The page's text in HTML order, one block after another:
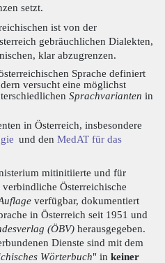
setzt.
ist von der
gebräuchlichen Dialekten,
klar abzugrenzen.
Sprache definiert
versucht eine möglichst
Sprachvarianten in
in Österreich, insbesondere
und den MedAT für das
mitinitiierte und für
Österreichische
verfügbar, dokumentiert
in Österreich seit 1951 und
(ÖBV) herausgegeben.
Dienste sind mit dem
Wörterbuch" in keiner